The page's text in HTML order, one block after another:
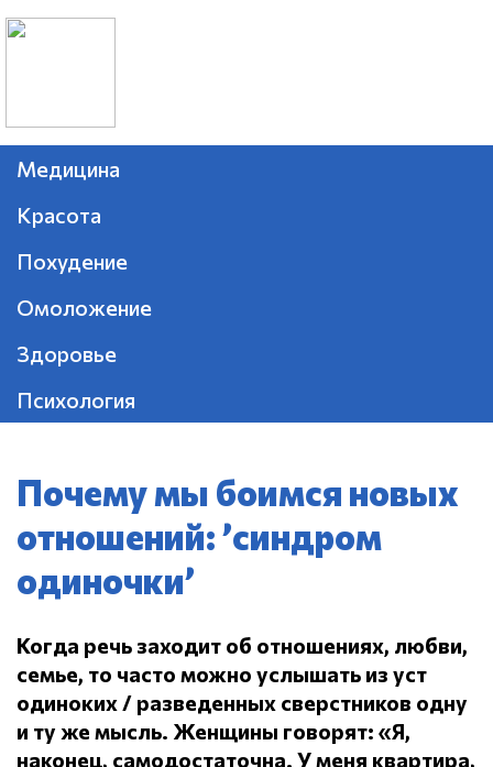
Медицина
Красота
Похудение
Омоложение
Здоровье
Психология
Почему мы боимся новых
отношений: ’синдром
одиночки’
Когда речь заходит об отношениях, любви,
семье, то часто можно услышать из уст
одиноких / разведенных сверстников одну
и ту же мысль. Женщины говорят: «Я,
наконец, самодостаточна. У меня квартира,